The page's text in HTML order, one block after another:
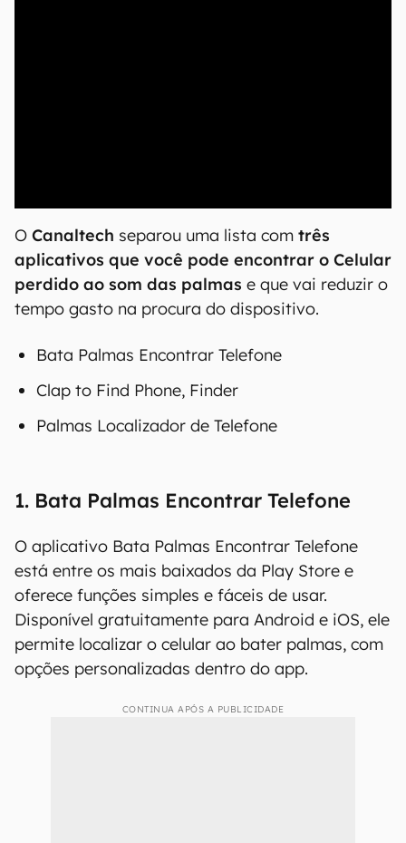
O Canaltech separou uma lista com três
aplicativos que você pode encontrar o Celular
perdido ao som das palmas e que vai reduzir o
tempo gasto na procura do dispositivo.
Bata Palmas Encontrar Telefone
Clap to Find Phone, Finder
Palmas Localizador de Telefone
1. Bata Palmas Encontrar Telefone
O aplicativo Bata Palmas Encontrar Telefone
está entre os mais baixados da Play Store e
oferece funções simples e fáceis de usar.
Disponível gratuitamente para Android e iOS, ele
permite localizar o celular ao bater palmas, com
opções personalizadas dentro do app.
CONTINUA APÓS A PUBLICIDADE